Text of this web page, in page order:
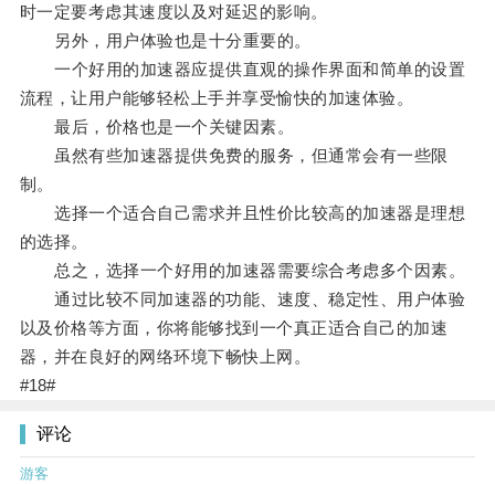
时一定要考虑其速度以及对延迟的影响。
另外，用户体验也是十分重要的。
一个好用的加速器应提供直观的操作界面和简单的设置
流程，让用户能够轻松上手并享受愉快的加速体验。
最后，价格也是一个关键因素。
虽然有些加速器提供免费的服务，但通常会有一些限
制。
选择一个适合自己需求并且性价比较高的加速器是理想
的选择。
总之，选择一个好用的加速器需要综合考虑多个因素。
通过比较不同加速器的功能、速度、稳定性、用户体验
以及价格等方面，你将能够找到一个真正适合自己的加速
器，并在良好的网络环境下畅快上网。
#18#
评论
游客